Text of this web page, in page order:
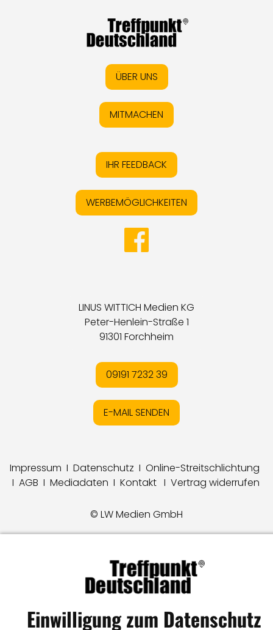
ÜBER UNS
MITMACHEN
IHR FEEDBACK
WERBEMÖGLICHKEITEN
LINUS WITTICH Medien KG
Peter-Henlein-Straße 1
91301 Forchheim
09191 7232 39
E-MAIL SENDEN
Impressum I Datenschutz I Online-Streitschlichtung
I AGB I Mediadaten I Kontakt I Vertrag widerrufen
© LW Medien GmbH
Einwilligung zum Datenschutz